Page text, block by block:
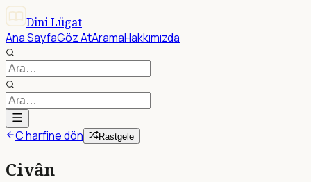
Dini Lügat
Ana SayfaGöz AtAramaHakkımızda
C harfine dön Rastgele
Civân